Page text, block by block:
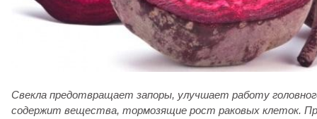
Свекла предотвращает запоры, улучшает работу
содержит вещества, тормозящие рост раковых клеток.